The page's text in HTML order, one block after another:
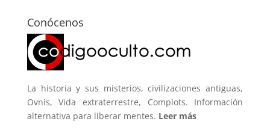
Conócenos
La historia y sus misterios, civilizaciones antiguas,
Ovnis, Vida extraterrestre, Complots. Información
alternativa para liberar mentes. Leer más